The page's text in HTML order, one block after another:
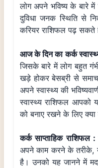
लोग अपने भविष्य के बारे
दुविधा जनक स्थिति से
करियर राशिफल पढ़ सकते
आज के दिन का कर्क
जिसके बारे में लोग बहुत
खड़े होकर बेसब्री से
अपने स्वास्थ्य की
स्वास्थ्य राशिफल आपको
को बनाए रखने के लिए क्या
कर्क साप्ताहिक राशिफल
अपने काम करने के तरीके,
है। उनको यह जानने में